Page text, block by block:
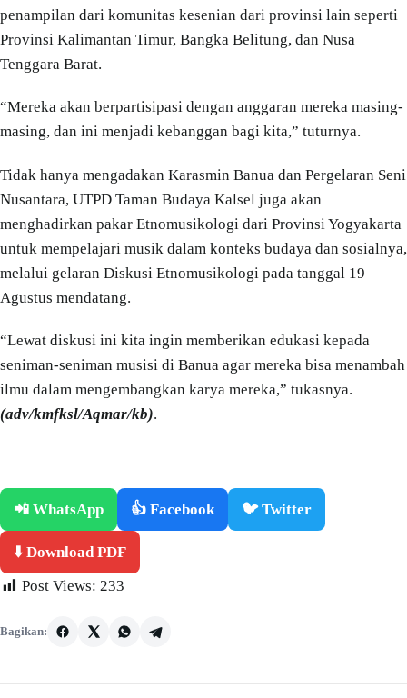
penampilan dari komunitas kesenian dari provinsi lain seperti
Provinsi Kalimantan Timur, Bangka Belitung, dan Nusa
Tenggara Barat.
“Mereka akan berpartisipasi dengan anggaran mereka masing-
masing, dan ini menjadi kebanggan bagi kita,” tuturnya.
Tidak hanya mengadakan Karasmin Banua dan Pergelaran Seni
Nusantara, UTPD Taman Budaya Kalsel juga akan
menghadirkan pakar Etnomusikologi dari Provinsi Yogyakarta
untuk mempelajari musik dalam konteks budaya dan sosialnya,
melalui gelaran Diskusi Etnomusikologi pada tanggal 19
Agustus mendatang.
“Lewat diskusi ini kita ingin memberikan edukasi kepada
seniman-seniman musisi di Banua agar mereka bisa menambah
ilmu dalam mengembangkan karya mereka,” tukasnya.
(adv/kmfksl/Aqmar/kb).
📲 WhatsApp 👍 Facebook 🐦 Twitter
⬇️ Download PDF
Post Views: 233
Bagikan: